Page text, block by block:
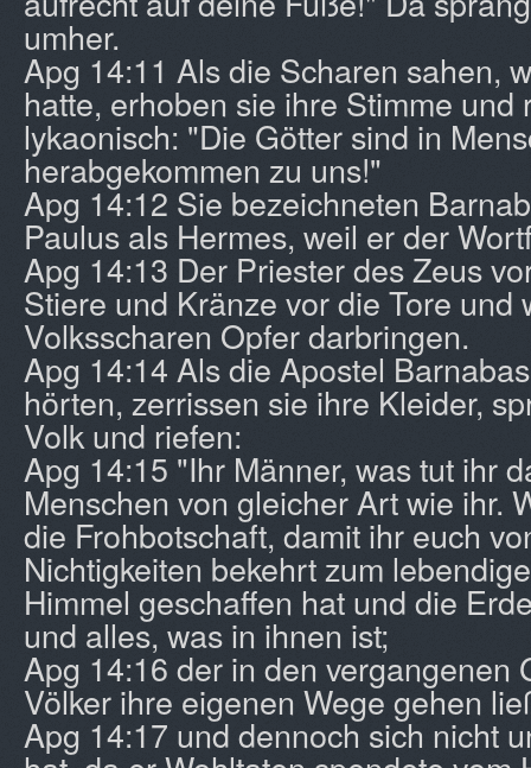
umher.
Apg 14:11 Als die Scharen sahen,
hatte, erhoben sie ihre Stimme und
lykaonisch: "Die Götter sind in
herabgekommen zu uns!"
Apg 14:12 Sie bezeichneten
Paulus als Hermes, weil er der
Apg 14:13 Der Priester des Zeus
Stiere und Kränze vor die Tore und
Volksscharen Opfer darbringen.
Apg 14:14 Als die Apostel
hörten, zerrissen sie ihre Kleider,
Volk und riefen:
Apg 14:15 "Ihr Männer, was tut ihr
Menschen von gleicher Art wie ihr.
die Frohbotschaft, damit ihr euch
Nichtigkeiten bekehrt zum
Himmel geschaffen hat und die
und alles, was in ihnen ist;
Apg 14:16 der in den vergangenen
Völker ihre eigenen Wege gehen
Apg 14:17 und dennoch sich nicht